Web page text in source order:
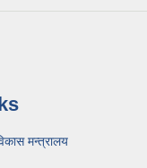
मन्त्रालय